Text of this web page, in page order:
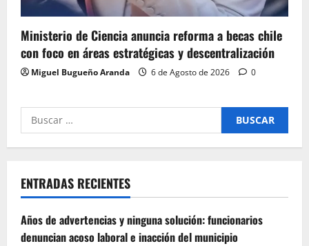
Ministerio de Ciencia anuncia reforma a becas chile
con foco en áreas estratégicas y descentralización
Miguel Bugueño Aranda 6 de Agosto de 2026 0
Buscar
por:
ENTRADAS RECIENTES
Años de advertencias y ninguna solución: funcionarios
denuncian acoso laboral e inacción del municipio